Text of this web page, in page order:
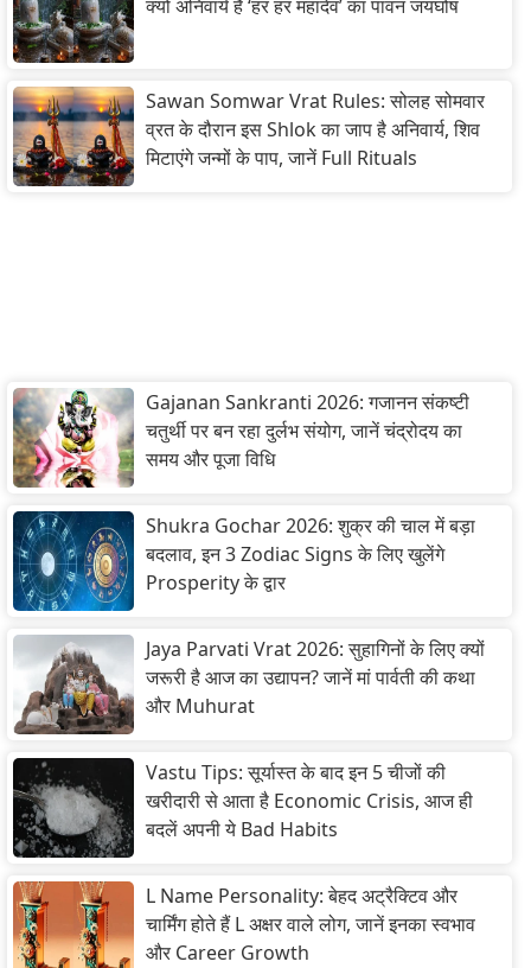
क्यों अनिवार्य है ‘हर हर महादेव’ का पावन जयघोष
Sawan Somwar Vrat Rules: सोलह सोमवार
व्रत के दौरान इस Shlok का जाप है अनिवार्य, शिव
मिटाएंगे जन्मों के पाप, जानें Full Rituals
Gajanan Sankranti 2026: गजानन संकष्टी
चतुर्थी पर बन रहा दुर्लभ संयोग, जानें चंद्रोदय का
समय और पूजा विधि
Shukra Gochar 2026: शुक्र की चाल में बड़ा
बदलाव, इन 3 Zodiac Signs के लिए खुलेंगे
Prosperity के द्वार
Jaya Parvati Vrat 2026: सुहागिनों के लिए क्यों
जरूरी है आज का उद्यापन? जानें मां पार्वती की कथा
और Muhurat
Vastu Tips: सूर्यास्त के बाद इन 5 चीजों की
खरीदारी से आता है Economic Crisis, आज ही
बदलें अपनी ये Bad Habits
L Name Personality: बेहद अट्रैक्टिव और
चार्मिंग होते हैं L अक्षर वाले लोग, जानें इनका स्वभाव
और Career Growth